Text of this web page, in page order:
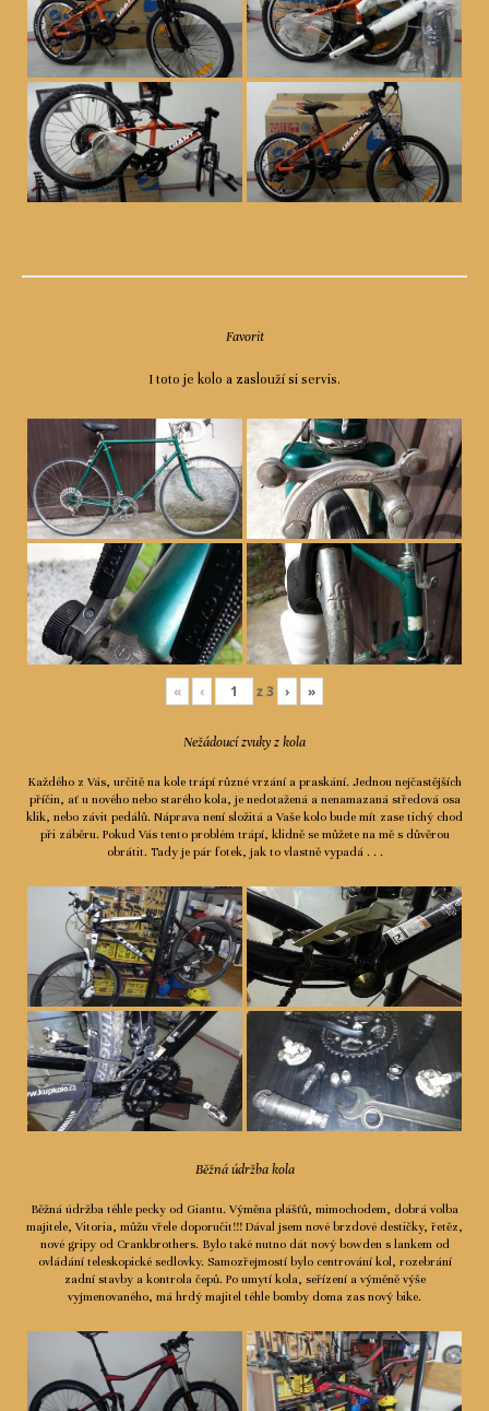
Favorit
I toto je kolo a zaslouží si servis.
« ‹ z3 › »
Nežádoucí zvuky z kola
Každého z Vás, určitě na kole trápí různé vrzání a praskání. Jednou nejčastějších
příčin, ať u nového nebo starého kola, je nedotažená a nenamazaná středová osa
klik, nebo závit pedálů. Náprava není složitá a Vaše kolo bude mít zase tichý chod
při záběru. Pokud Vás tento problém trápí, klidně se můžete na mě s důvěrou
obrátit. Tady je pár fotek, jak to vlastně vypadá . . .
Běžná údržba kola
Běžná údržba téhle pecky od Giantu. Výměna plášťů, mimochodem, dobrá volba
majitele, Vitoria, můžu vřele doporučit!!! Dával jsem nové brzdové destičky, řetěz,
nové gripy od Crankbrothers. Bylo také nutno dát nový bowden s lankem od
ovládání teleskopické sedlovky. Samozřejmostí bylo centrování kol, rozebrání
zadní stavby a kontrola čepů. Po umytí kola, seřízení a výměně výše
vyjmenovaného, má hrdý majitel téhle bomby doma zas nový bike.